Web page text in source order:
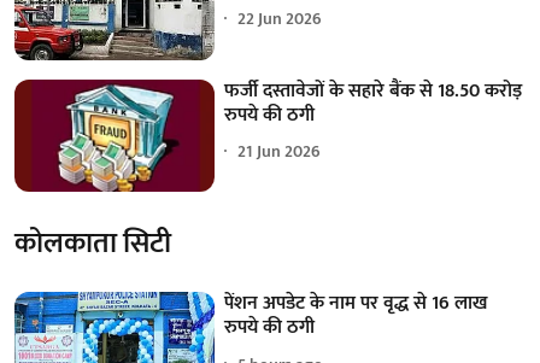
22 Jun 2026
फर्जी दस्तावेजों के सहारे बैंक से 18.50 करोड़
रुपये की ठगी
21 Jun 2026
कोलकाता सिटी
पेंशन अपडेट के नाम पर वृद्ध से 16 लाख
रुपये की ठगी